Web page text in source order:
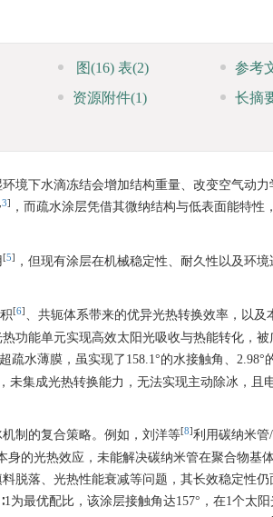
图(16) 表(2) 参考
资源附件(1)
长摘
境下水滴冻结会增加结构重量、改变空气动
3]
，而疏水涂层凭借其微纳结构与低表面能特性
[5]
，但现有涂层在机械稳定性、耐久性以及环
[6] 、共轭体系带来的优异光热转换效率，以及
功能单元实现高效太阳光吸收与热能转化，
疏水薄膜，虽实现了158.1°的水接触角、2.98°
未集成光热转换能力，无法实现主动除冰，且
制的复合策略。例如，刘洋等[8]利用碳纳米
的光热效应，未能解决碳纳米管在聚合物基
脱落、光热性能衰减等问题，其长效稳定性
为最优配比，该涂层接触角达157°，在1个太